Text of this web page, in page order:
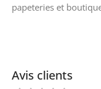
papeteries et
Avis clients